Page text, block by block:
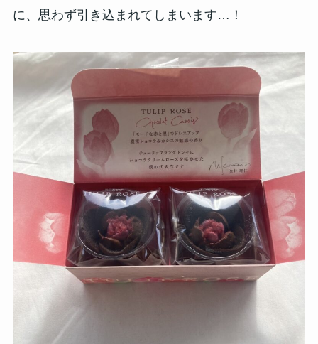
に、思わず引き込まれてしまいます…！